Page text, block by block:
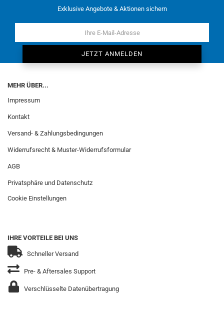
Exklusive Angebote & Aktionen sichern
MEHR ÜBER...
Impressum
Kontakt
Versand- & Zahlungsbedingungen
Widerrufsrecht & Muster-Widerrufsformular
AGB
Privatsphäre und Datenschutz
Cookie Einstellungen
IHRE VORTEILE BEI UNS
Schneller Versand
Pre- & Aftersales Support
Verschlüsselte Datenübertragung